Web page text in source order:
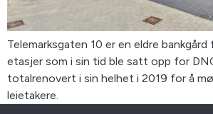
Telemarksgaten 10 er en eldre
etasjer som i sin tid ble satt opp for
totalrenovert i sin helhet i 2019 for å
leietakere.